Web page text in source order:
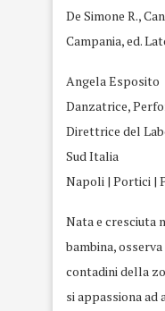
De Simone R.,
Campania, ed.
Angela Esposito
Danzatrice,
Direttrice del
Sud Italia
Napoli | Portici |
Nata e cresciuta
bambina,
contadini della
si appassiona